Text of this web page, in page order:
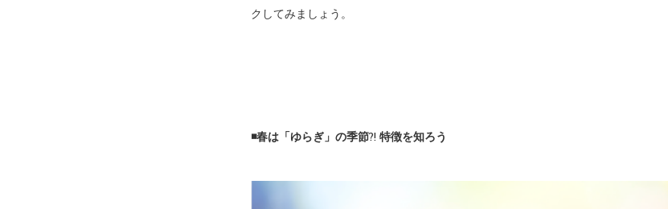
クしてみましょう。
◾️春は「ゆらぎ」の季節?! 特徴を知ろう